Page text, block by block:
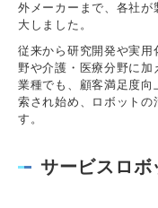
外メーカーまで、各社
大しました。
従来から研究開発や実用
野や介護・医療分野に
業種でも、顧客満足度
索され始め、ロボットの
す。
サービスロボ